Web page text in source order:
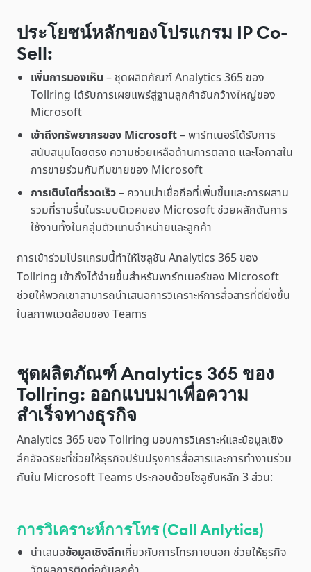
ประโยชน์หลักของโปรแกรม IP Co-
Sell:
เพิ่มการมองเห็น – ชุดผลิตภัณฑ์ Analytics 365 ของ
Tollring ได้รับการเผยแพร่สู่ฐานลูกค้าอันกว้างใหญ่ของ
Microsoft
เข้าถึงทรัพยากรของ Microsoft– พาร์ทเนอร์ได้รับการ
สนับสนุนโดยตรง ความช่วยเหลือด้านการตลาด และโอกาสใน
การขายร่วมกับทีมขายของ Microsoft
การเติบโตที่รวดเร็ว– ความน่าเชื่อถือที่เพิ่มขึ้นและการผสาน
รวมที่ราบรื่นในระบบนิเวศของ Microsoft ช่วยผลักดันการ
ใช้งานทั้งในกลุ่มตัวแทนจำหน่ายและลูกค้า
การเข้าร่วมโปรแกรมนี้ทำให้โซลูชัน Analytics 365 ของ
Tollring เข้าถึงได้ง่ายขึ้นสำหรับพาร์ทเนอร์ของ Microsoft
ช่วยให้พวกเขาสามารถนำเสนอการวิเคราะห์การสื่อสารที่ดียิ่งขึ้น
ในสภาพแวดล้อมของ Teams
ชุดผลิตภัณฑ์ Analytics 365 ของ
Tollring: ออกแบบมาเพื่อความ
สำเร็จทางธุรกิจ
Analytics 365 ของ Tollring มอบการวิเคราะห์และข้อมูลเชิง
ลึกอัจฉริยะที่ช่วยให้ธุรกิจปรับปรุงการสื่อสารและการทำงานร่วม
กันใน Microsoft Teams ประกอบด้วยโซลูชันหลัก 3 ส่วน:
การวิเคราะห์การโทร (Call Anlytics)
นำเสนอข้อมูลเชิงลึกเกี่ยวกับการโทรภายนอก ช่วยให้ธุรกิจ